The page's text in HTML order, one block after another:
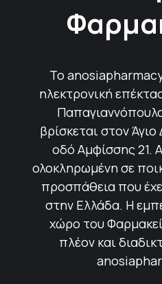
Το
ηλεκτρονική
βρίσκεται στον
οδό Αμφίσσης 21.
ολοκληρωμένη σε
προσπάθεια που
στην Ελλάδα. Η
χώρο του
πλέον και